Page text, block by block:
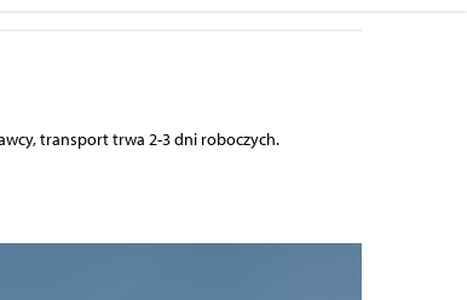
transport trwa 2-3 dni roboczych.